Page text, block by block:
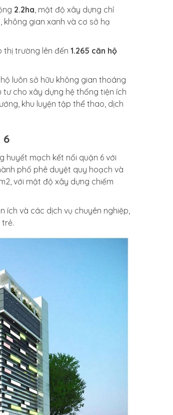
2.2ha, mật độ xây dựng chỉ
không gian xanh và cơ sở hạ
thị trường lên đến 1.265 căn hộ
luôn sở hữu không gian thoáng
cho xây dựng hệ thống tiện ích
khu luyện tập thể thao, dịch
6
huyết mạch kết nối quận 6 với
phố phê duyệt quy hoạch và
với mật độ xây dựng chiếm
ích và các dịch vụ chuyên nghiệp,